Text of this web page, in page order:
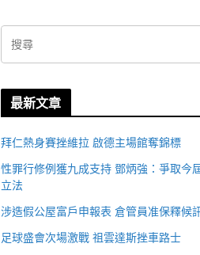
最新文章
拜仁熱身賽挫維拉 啟德主場館奪錦標
性罪行修例獲九成支持 鄧炳強：爭取今
立法
涉造假公屋富戶申報表 倉管員准保釋候
足球盛會次場激戰 祖雲達斯挫車路士